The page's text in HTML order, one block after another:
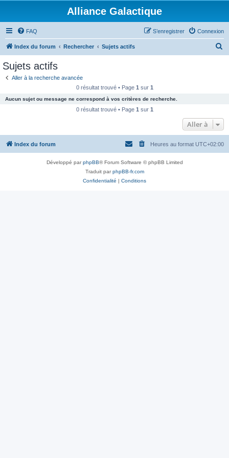
Alliance Galactique
FAQ Connexion
S’enregistrer
Index du forum Rechercher Sujets actifs
c
e
Sujets actifs
Aller à la recherche avancée
0 résultat trouvé • Page 1 sur 1
Aucun sujet ou message ne correspond à vos critères de recherche.
0 résultat trouvé • Page 1 sur 1
Aller à
Index du forum Heures au format UTC+02:00
Développé parphpBB® Forum Software © phpBB Limited
Traduit parphpBB-fr.com
Confidentialité | Conditions